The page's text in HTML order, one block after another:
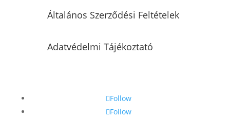
Általános Szerződési Feltételek
Adatvédelmi Tájékoztató
Follow
Follow